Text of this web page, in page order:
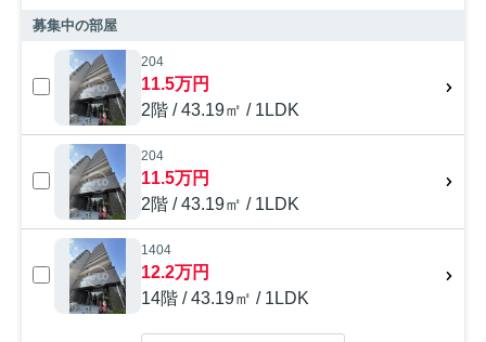
募集中の部屋
204
11.5万円
2階 / 43.19㎡ / 1LDK
204
11.5万円
2階 / 43.19㎡ / 1LDK
1404
12.2万円
14階 / 43.19㎡ / 1LDK